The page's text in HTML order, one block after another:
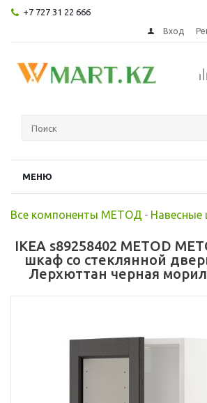
+7 727 31 22 666
Вход
МЕНЮ
Все компоненты МЕТОД -
IKEA s89258402 METOD
шкаф со стеклянной
Лерхюттан черная